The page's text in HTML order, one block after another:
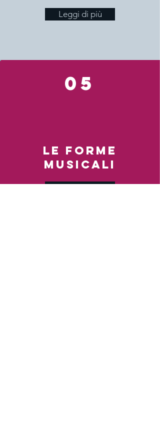
Leggi di più
05
LE FORME
MUSICALI